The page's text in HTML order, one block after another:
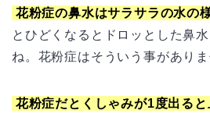
花粉症の鼻水はサラサラの水の
とひどくなるとドロッとした鼻
ね。花粉症はそういう事がありま
花粉症だとくしゃみが1度出る